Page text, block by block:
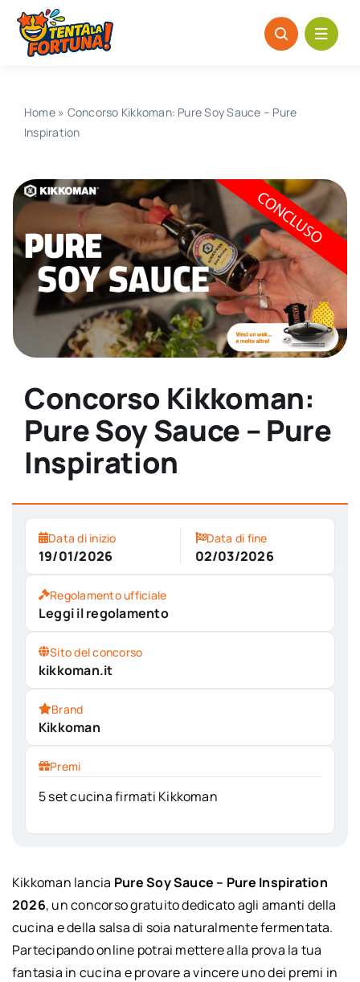
Salta
contenuto
Home» Concorso Kikkoman: Pure Soy Sauce – Pure
Inspiration
Concorso Kikkoman:
Pure Soy Sauce – Pure
Inspiration
Data di inizio
19/01/2026
Data di fine
02/03/2026
Regolamento ufficiale
Leggi il regolamento
Sito del concorso
kikkoman.it
Brand
Kikkoman
Premi
5 set cucina firmati Kikkoman
Kikkoman lancia Pure Soy Sauce – Pure Inspiration
2026, un concorso gratuito dedicato agli amanti della
cucina e della salsa di soia naturalmente fermentata.
Partecipando online potrai mettere alla prova la tua
fantasia in cucina e provare a vincere uno dei premi in